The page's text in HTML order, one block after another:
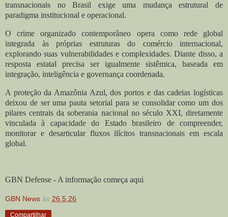
transnacionais no Brasil exige uma mudança estrutural de
paradigma institucional e operacional.
O crime organizado contemporâneo opera como rede global
integrada às próprias estruturas do comércio internacional,
explorando suas vulnerabilidades e complexidades. Diante disso, a
resposta estatal precisa ser igualmente sistêmica, baseada em
integração, inteligência e governança coordenada.
A proteção da Amazônia Azul, dos portos e das cadeias logísticas
deixou de ser uma pauta setorial para se consolidar como um dos
pilares centrais da soberania nacional no século XXI, diretamente
vinculada à capacidade do Estado brasileiro de compreender,
monitorar e desarticular fluxos ilícitos transnacionais em escala
global.
GBN Defense - A informação começa aqui
GBN News às 26.5.26
Compartilhar